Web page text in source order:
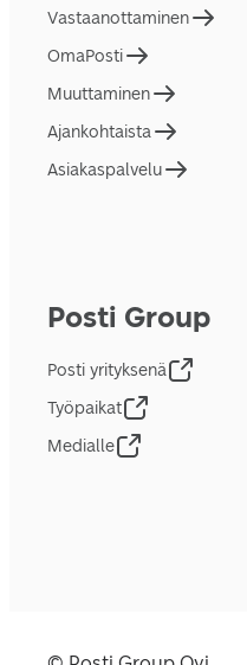
Vastaanottaminen
OmaPosti
Muuttaminen
Ajankohtaista
Asiakaspalvelu
Posti Group
Posti yrityksenä
Työpaikat
Medialle